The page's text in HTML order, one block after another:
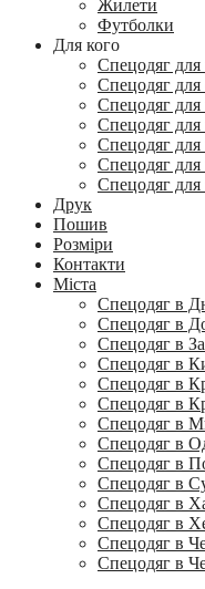
Жилети
Футболки
Для кого
Спецодяг
Спецодяг для
Спецодяг
Спецодяг для
Спецодяг для
Спецодяг для
Спецодяг для
Друк
Пошив
Розміри
Контакти
Міста
Спецодяг в
Спецодяг в
Спецодяг в
Спецодяг в
Спецодяг в
Спецодяг в
Спецодяг в
Спецодяг в
Спецодяг в
Спецодяг в
Спецодяг в
Спецодяг в
Спецодяг в
Спецодяг в